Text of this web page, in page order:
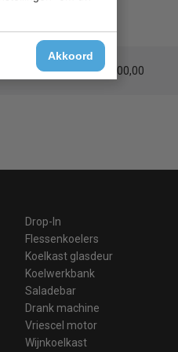
Akkoord
verzendingvanaf € 200,00
Drop-In
Flessenkoelers
Koelkast glasdeur
Koelwerkbank
Saladebar
Drank machine
Vriescel motor
Wijnkoelkast